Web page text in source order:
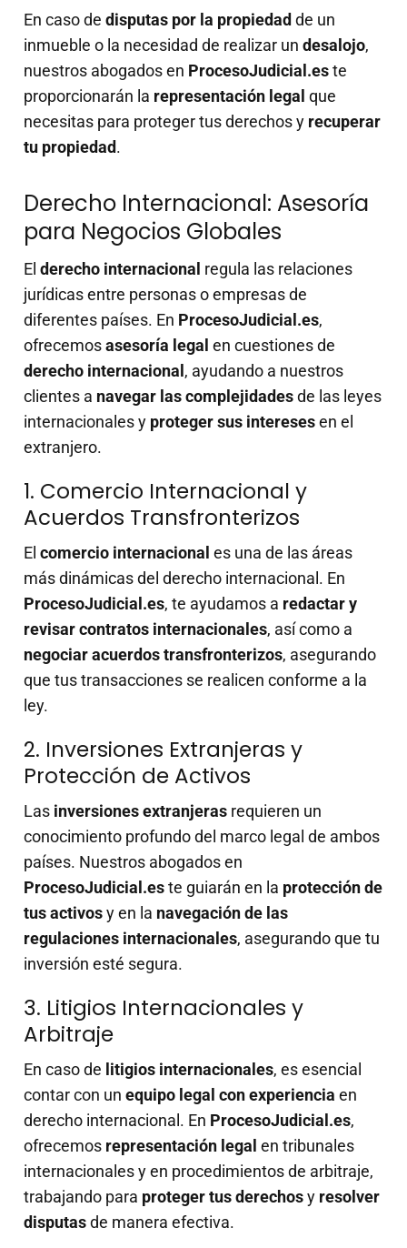
En caso de disputas por la propiedad de un
inmueble o la necesidad de realizar un desalojo,
nuestros abogados en ProcesoJudicial.este
proporcionarán la representación legal que
necesitas para proteger tus derechos y recuperar
tu propiedad.
Derecho Internacional: Asesoría
para Negocios Globales
El derecho internacional regula las relaciones
jurídicas entre personas o empresas de
diferentes países. En ProcesoJudicial.es,
ofrecemosasesoría legal en cuestiones de
derecho internacional , ayudando a nuestros
clientes a navegar las complejidadesde las leyes
internacionales y proteger sus interesesen el
extranjero.
1. Comercio Internacional y
Acuerdos Transfronterizos
El comercio internacional es una de las áreas
más dinámicas del derecho internacional. En
ProcesoJudicial.es, te ayudamos a redactar y
revisar contratos internacionales, así como a
negociar acuerdos transfronterizos, asegurando
que tus transacciones se realicen conforme a la
ley.
2. Inversiones Extranjeras y
Protección de Activos
Las inversiones extranjeras requieren un
conocimiento profundo del marco legal de ambos
países. Nuestros abogados en
ProcesoJudicial.este guiarán en la protección de
tus activosy en la navegación de las
regulaciones internacionales, asegurando que tu
inversión esté segura.
3. Litigios Internacionales y
Arbitraje
En caso de litigios internacionales, es esencial
contar con un equipo legal con experiencia en
derecho internacional. En ProcesoJudicial.es,
ofrecemos representación legal en tribunales
internacionales y en procedimientos de arbitraje,
trabajando para proteger tus derechosy resolver
disputasde manera efectiva.